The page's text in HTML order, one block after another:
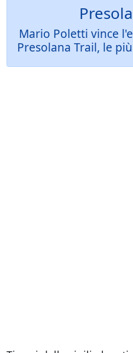
Mario Poletti vince
Presolana Trail, le